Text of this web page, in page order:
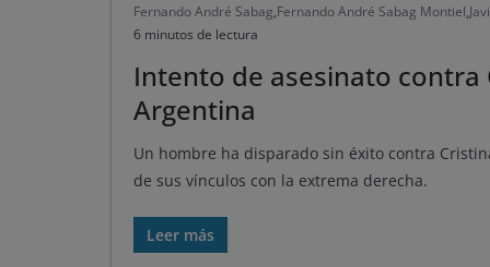
Fernando André Sabag,Fernando André Sabag Montiel,
6 minutos de lectura
Intento de asesinato contra
Argentina
Un hombre ha disparado sin éxito contra
de sus vínculos con la extrema derecha.
Leer más